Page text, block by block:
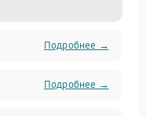
Подробнее →
Подробнее →